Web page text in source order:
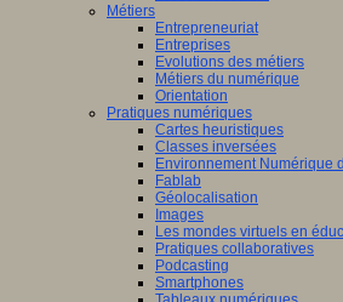
Métiers
Entrepreneuriat
Entreprises
Evolutions des métiers
Métiers du numérique
Orientation
Pratiques numériques
Cartes heuristiques
Classes inversées
Environnement Numérique
Fablab
Géolocalisation
Images
Les mondes virtuels en
Pratiques collaboratives
Podcasting
Smartphones